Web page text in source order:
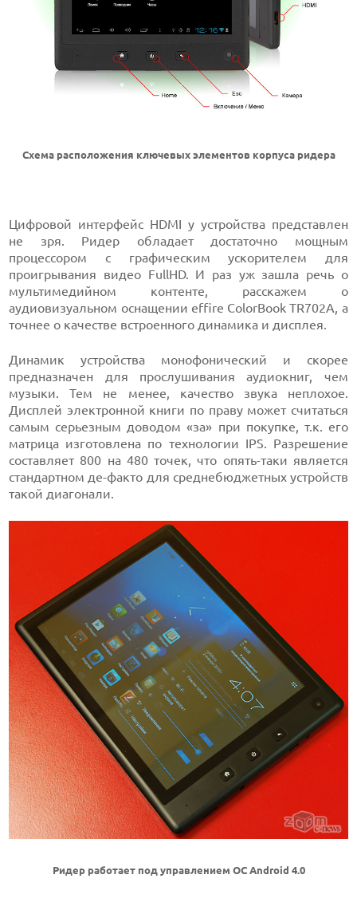
Схема расположения ключевых элементов корпуса ридера
Цифровой интерфейс HDMI у устройства представлен
не зря. Ридер обладает достаточно мощным
процессором с графическим ускорителем для
проигрывания видео FullHD. И раз уж зашла речь о
мультимедийном контенте, расскажем о
аудиовизуальном оснащении effire ColorBook TR702A, а
точнее о качестве встроенного динамика и дисплея.
Динамик устройства монофонический и скорее
предназначен для прослушивания аудиокниг, чем
музыки. Тем не менее, качество звука неплохое.
Дисплей электронной книги по праву может считаться
самым серьезным доводом «за» при покупке, т.к. его
матрица изготовлена по технологии IPS. Разрешение
составляет 800 на 480 точек, что опять-таки является
стандартном де-факто для среднебюджетных устройств
такой диагонали.
Ридер работает под управлением ОС Android 4.0